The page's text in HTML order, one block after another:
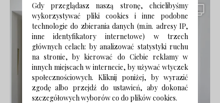
Gdy przeglądasz naszą stronę, chcielibyśmy
wykorzystywać pliki cookies i inne podobne
technologie do zbierania danych (m.in. adresy IP,
inne identyfikatory internetowe) w trzech
głównych celach: by analizować statystyki ruchu
na stronie, by kierować do Ciebie reklamy w
innych miejscach w internecie, by używać wtyczek
społecznościowych. Kliknij poniżej, by wyrazić
zgodę albo przejdź do ustawień, aby dokonać
szczegółowych wyborów co do plików cookies.